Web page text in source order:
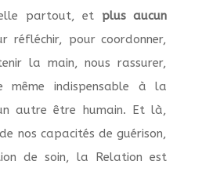
partout, et plus aucun
réfléchir, pour coordonner,
la main, nous rassurer,
même indispensable à la
autre être humain. Et là,
nos capacités de guérison,
de soin, la Relation est